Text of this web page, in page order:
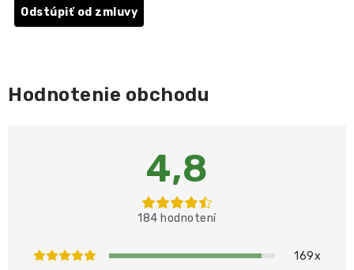
Odstúpiť od zmluvy
Hodnotenie obchodu
4,8
184 hodnotení
169x